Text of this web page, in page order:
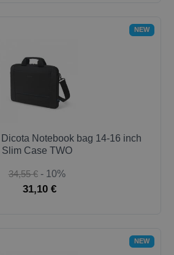
NEW
Notebook bag 14-16 inch
Slim Case TWO
34,55 € - 10%
31,10 €
NEW